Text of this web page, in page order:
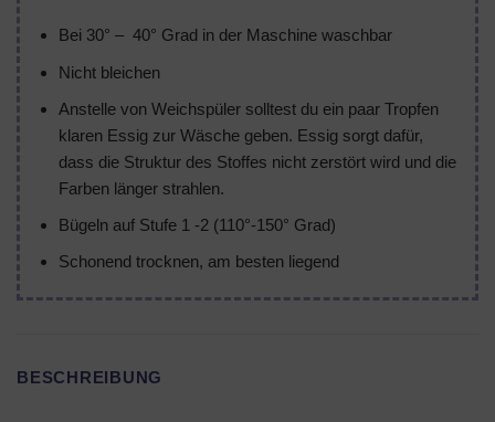
Bei 30° – 40° Grad in der Maschine waschbar
Nicht bleichen
Anstelle von Weichspüler solltest du ein paar Tropfen
klaren Essig zur Wäsche geben. Essig sorgt dafür,
dass die Struktur des Stoffes nicht zerstört wird und die
Farben länger strahlen.
Bügeln auf Stufe 1 -2 (110°-150° Grad)
Schonend trocknen, am besten liegend
BESCHREIBUNG